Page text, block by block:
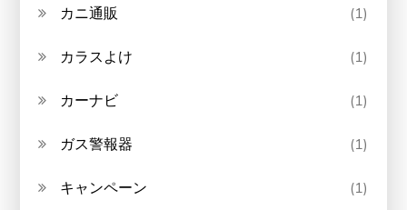
カニ通販 (1)
カラスよけ (1)
カーナビ (1)
ガス警報器 (1)
キャンペーン (1)